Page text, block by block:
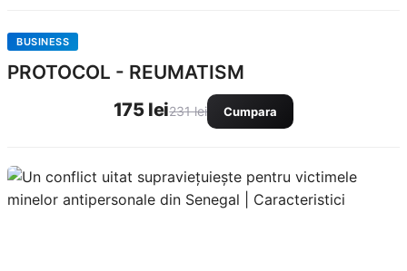
BUSINESS
PROTOCOL - REUMATISM
175 lei231 lei Cumpara